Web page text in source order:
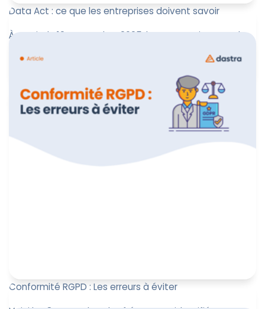
Data Act : ce que les entreprises doivent savoir
À partir du 12 septembre 2025, le Data Act impose de
des données ...
Leïla Sayssa
12 septembre 2025
Conformité RGPD : Les erreurs à éviter